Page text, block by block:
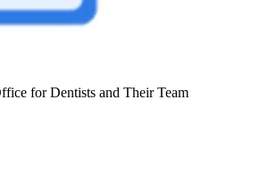
for Dentists and Their Team